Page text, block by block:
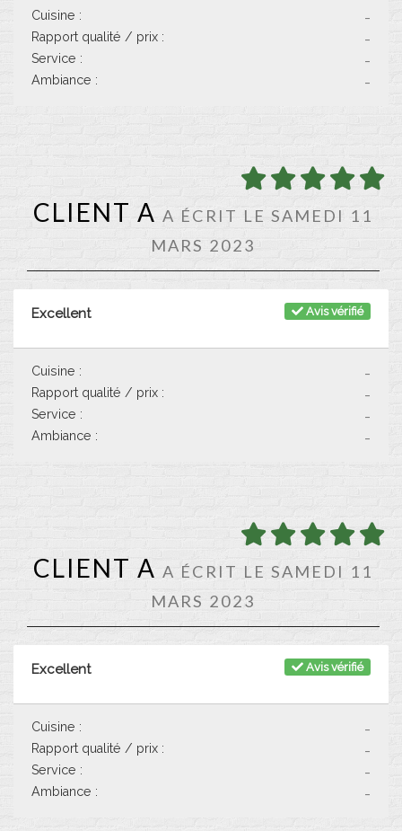
-
Cuisine :
-
Rapport qualité / prix :
-
Service :
-
Ambiance :
CLIENT A A ÉCRIT LE SAMEDI 11
MARS 2023
Avis vérifié
Excellent
-
Cuisine :
-
Rapport qualité / prix :
-
Service :
-
Ambiance :
CLIENT A A ÉCRIT LE SAMEDI 11
MARS 2023
Avis vérifié
Excellent
-
Cuisine :
-
Rapport qualité / prix :
-
Service :
-
Ambiance :